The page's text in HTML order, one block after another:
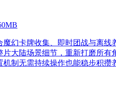
魔幻卡牌收集、即时团战与离
片大陆场景细节，重新打磨所
机制无需持续操作也能稳步积攒